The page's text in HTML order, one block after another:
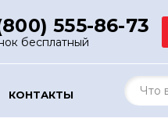
555-86-73
бесплатный
КОНТАКТЫ